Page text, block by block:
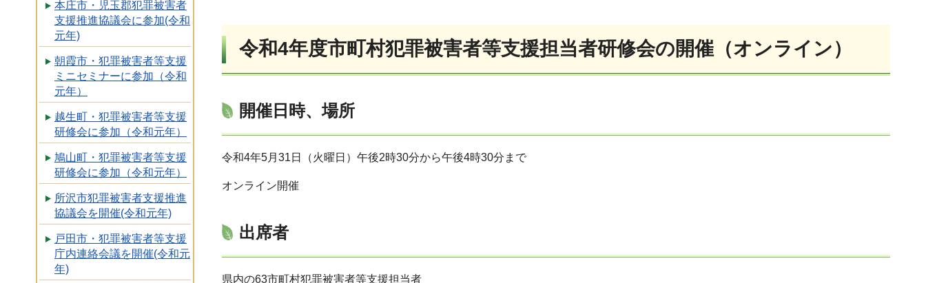
本庄市・児玉郡犯罪被害者
支援推進協議会に参加(令和
元年)
朝霞市・犯罪被害者等支援
ミニセミナーに参加（令和
元年）
越生町・犯罪被害者等支援
研修会に参加（令和元年）
鳩山町・犯罪被害者等支援
研修会に参加（令和元年）
所沢市犯罪被害者支援推進
協議会を開催(令和元年)
戸田市・犯罪被害者等支援
庁内連絡会議を開催(令和元
年)
令和4年度市町村犯罪被害者等支援担当者研修会の開催（オンライン）
開催日時、場所
令和4年5月31日（火曜日）午後2時30分から午後4時30分まで
オンライン開催
出席者
県内の63市町村犯罪被害者等支援担当者